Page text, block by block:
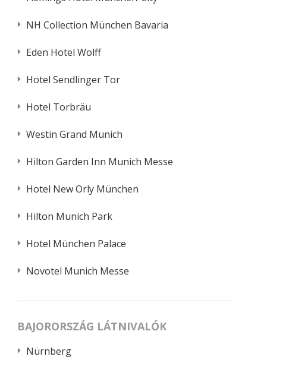
NH Collection München Bavaria
Eden Hotel Wolff
Hotel Sendlinger Tor
Hotel Torbräu
Westin Grand Munich
Hilton Garden Inn Munich Messe
Hotel New Orly München
Hilton Munich Park
Hotel München Palace
Novotel Munich Messe
BAJORORSZÁG LÁTNIVALÓK
Nürnberg